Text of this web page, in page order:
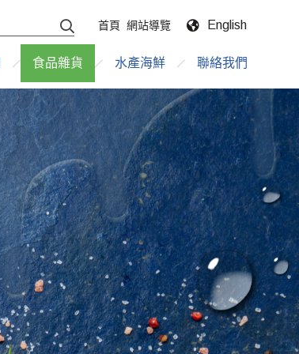
首頁 網站導覽 English
食品雜貨 水產海鮮 聯絡我們